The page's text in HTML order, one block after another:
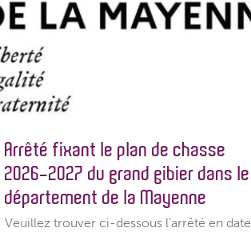
Arrêté fixant le plan de chasse
2026-2027 du grand gibier dans le
département de la Mayenne
Veuillez trouver ci-dessous l’arrêté en date